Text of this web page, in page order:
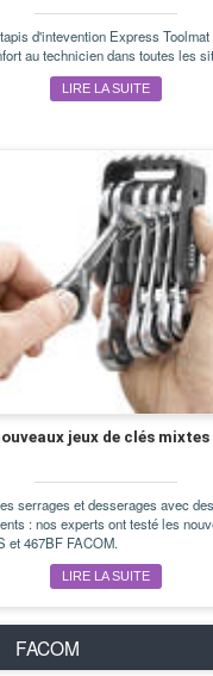
d'intevention Express
au technicien dans toutes les
LIRE LA SUITE
jeux de clés
serrages et desserages avec
: nos experts ont testé les
et 467BF FACOM.
LIRE LA SUITE
FACOM